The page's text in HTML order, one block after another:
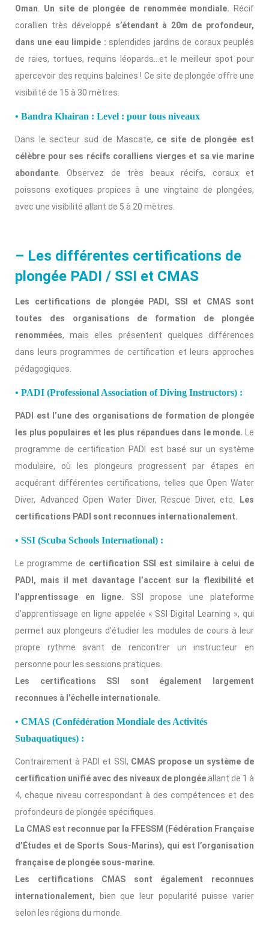
Oman. Un site de plongée de renommée mondiale. Récif
corallien très développé s’étendant à 20m de profondeur,
dans une eau limpide : splendides jardins de coraux peuplés
de raies, tortues, requins léopards…et le meilleur spot pour
apercevoir des requins baleines ! Ce site de plongée offre une
visibilité de 15 à 30 mètres.
• Bandra Khairan : Level : pour tous niveaux
Dans le secteur sud de Mascate, ce site de plongée est
célèbre pour ses récifs coralliens vierges et sa vie marine
abondante. Observez de très beaux récifs, coraux et
poissons exotiques propices à une vingtaine de plongées,
avec une visibilité allant de 5 à 20 mètres.
– Les différentes certifications de
plongée PADI / SSI et CMAS
Les certifications de plongée PADI, SSI et CMAS sont
toutes des organisations de formation de plongée
renommées, mais elles présentent quelques différences
dans leurs programmes de certification et leurs approches
pédagogiques.
• PADI (Professional Association of Diving Instructors) :
PADI est l’une des organisations de formation de plongée
les plus populaires et les plus répandues dans le monde. Le
programme de certification PADI est basé sur un système
modulaire, où les plongeurs progressent par étapes en
acquérant différentes certifications, telles que Open Water
Diver, Advanced Open Water Diver, Rescue Diver, etc.
Les
certifications PADI sont reconnues internationalement.
• SSI (Scuba Schools International) :
Le programme de certification SSI est similaire à celui de
PADI, mais il met davantage l’accent sur la flexibilité et
l’apprentissage en ligne. SSI propose une plateforme
d’apprentissage en ligne appelée « SSI Digital Learning », qui
permet aux plongeurs d’étudier les modules de cours à leur
propre rythme avant de rencontrer un instructeur en
personne pour les sessions pratiques.
Les certifications SSI sont également largement
reconnues à l’échelle internationale.
• CMAS (Confédération Mondiale des Activités
Subaquatiques) :
Contrairement à PADI et SSI, CMAS propose un système de
certification unifié avec des niveaux de plongée allant de 1 à
4, chaque niveau correspondant à des compétences et des
profondeurs de plongée spécifiques.
La CMAS est reconnue par la FFESSM (Fédération Française
d’Études et de Sports Sous-Marins), qui est l’organisation
française de plongée sous-marine.
Les certifications CMAS sont également reconnues
internationalement,
bien que leur popularité puisse varier
selon les régions du monde.